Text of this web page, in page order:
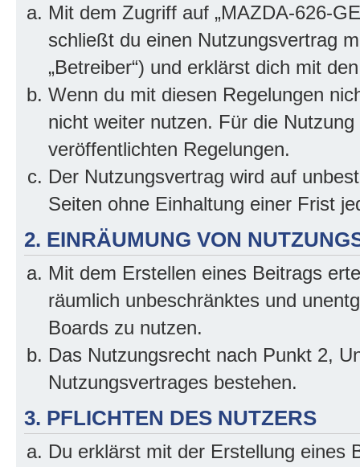
Mit dem Zugriff auf „MAZDA-626-
schließt du einen Nutzungsvertrag
„Betreiber“) und erklärst dich mit
Wenn du mit diesen Regelungen
nicht weiter nutzen. Für die
veröffentlichten Regelungen.
Der Nutzungsvertrag wird auf
Seiten ohne Einhaltung einer Frist
2. EINRÄUMUNG VON
Mit dem Erstellen eines Beitrags
räumlich unbeschränktes und
Boards zu nutzen.
Das Nutzungsrecht nach Punkt 2,
Nutzungsvertrages bestehen.
3. PFLICHTEN DES NUTZERS
Du erklärst mit der Erstellung eines